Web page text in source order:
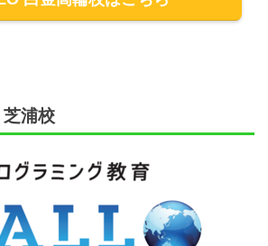
浦校